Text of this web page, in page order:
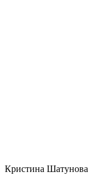
Кристина Шатунова